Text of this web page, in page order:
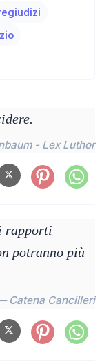
- Lex Luthor
rapporti
potranno più
Catena Cancilleri